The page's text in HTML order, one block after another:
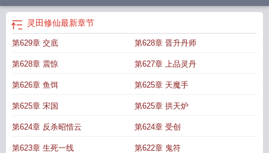
灵田修仙第二季大结局
集 陈平灵田修仙
仙动漫免费观看
灵田修仙坐忘长生石尹笔趣阁灵田修仙杂役逆袭
集灵田修仙勤能补拙 灵田修仙之一亩灵田修长生第二季散修靠1亩灵田修仙
田修仙陈平灵田修仙种田老农 灵田修仙一口气看完灵田修仙秦铭
灵田修仙最新章节
第629章 交底 第628章 晋升丹师
第628章 震惊 第627章 上品灵丹
第626章 鱼饵 第625章 天魔手
第625章 宋国 第625章 拱天炉
第624章 反杀昭惜云 第624章 受创
第623章 生死一线 第622章 鬼符